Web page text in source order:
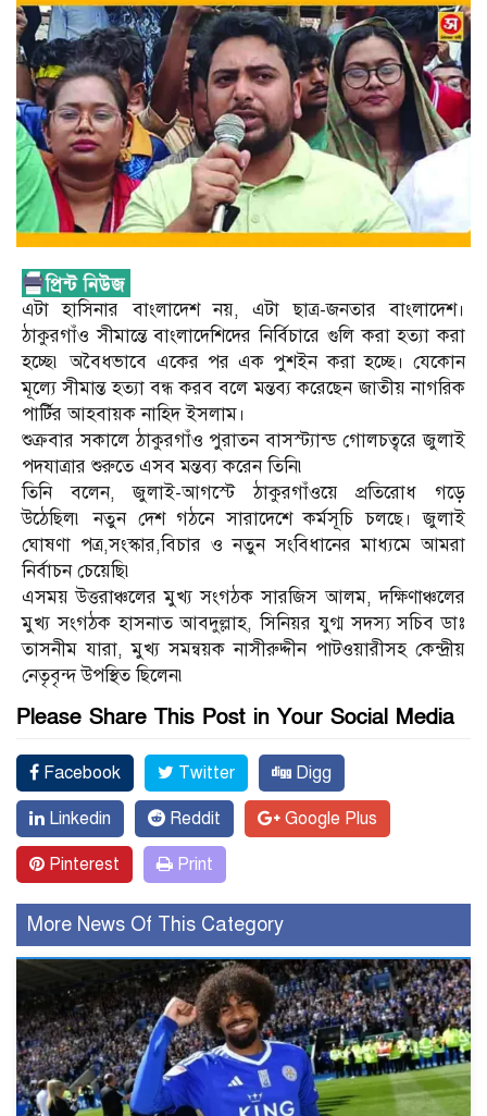
এটা হাসিনার বাংলাদেশ নয়, এটা ছাত্র-জনতার বাংলাদেশ।
ঠাকুরগাঁও সীমান্তে বাংলাদেশিদের নির্বিচারে গুলি করা হত্যা করা
হচ্ছে৷ অবৈধভাবে একের পর এক পুশইন করা হচ্ছে। যেকোন
মূল্যে সীমান্ত হত্যা বন্ধ করব বলে মন্তব্য করেছেন জাতীয় নাগরিক
পার্টির আহবায়ক নাহিদ ইসলাম।
শুক্রবার সকালে ঠাকুরগাঁও পুরাতন বাসস্ট্যান্ড গোলচত্বরে জুলাই
পদযাত্রার শুরুতে এসব মন্তব্য করেন তিনি৷
তিনি বলেন, জুলাই-আগস্টে ঠাকুরগাঁওয়ে প্রতিরোধ গড়ে
উঠেছিল৷ নতুন দেশ গঠনে সারাদেশে কর্মসূচি চলছে। জুলাই
ঘোষণা পত্র,সংস্কার,বিচার ও নতুন সংবিধানের মাধ্যমে আমরা
নির্বাচন চেয়েছি৷
এসময় উত্তরাঞ্চলের মুখ্য সংগঠক সারজিস আলম, দক্ষিণাঞ্চলের
মুখ্য সংগঠক হাসনাত আবদুল্লাহ, সিনিয়র যুগ্ম সদস্য সচিব ডাঃ
তাসনীম যারা, মুখ্য সমন্বয়ক নাসীরুদ্দীন পাটওয়ারীসহ কেন্দ্রীয়
নেতৃবৃন্দ উপস্থিত ছিলেন৷
Please Share This Post in Your Social Media
Facebook Twitter Digg
Linkedin Reddit Google Plus
Pinterest Print
More News Of This Category